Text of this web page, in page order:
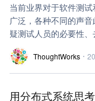
当前业界对于软件测
广泛，各种不同的声
疑测试人员的必要性
试技术化和工程化、
用、讨论敏捷测试、持
测试等等。
ThoughtWorks
用分布式系统思